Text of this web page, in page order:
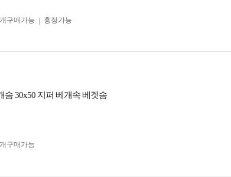
구매가능 흥정가능
솜 30x50 지퍼 베개속 베겟솜
구매가능